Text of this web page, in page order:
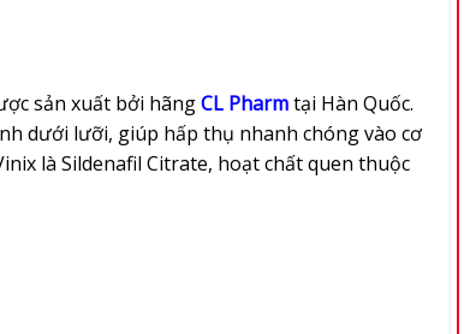
sản xuất bởi hãngCL Pharmtại Hàn Quốc.
dưới lưỡi, giúp hấp thụ nhanh chóng vào cơ
là Sildenafil Citrate, hoạt chất quen thuộc